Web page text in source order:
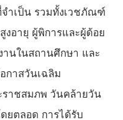
ำเป็น รวมทั้งเวชภัณฑ์
งอายุ ผู้พิการและผู้ด้อย
านในสถานศึกษา และ
กาสวันเฉลิม
าชสมภพ วันคล้ายวัน
ยตลอด การได้รับ